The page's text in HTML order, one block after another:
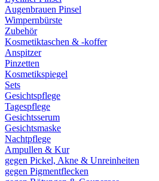
Augenbrauen Pinsel
Wimpernbürste
Zubehör
Kosmetiktaschen & -koffer
Anspitzer
Pinzetten
Kosmetikspiegel
Sets
Gesichtspflege
Tagespflege
Gesichtsserum
Gesichtsmaske
Nachtpflege
Ampullen & Kur
gegen Pickel, Akne & Unreinheiten
gegen Pigmentflecken